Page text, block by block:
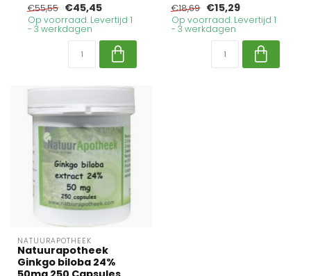
€55,55 €45,45
Op voorraad. Levertijd 1
- 3 werkdagen
€18,69 €15,29
Op voorraad. Levertijd 1
- 3 werkdagen
NATUURAPOTHEEK
Natuurapotheek
Ginkgo biloba 24%